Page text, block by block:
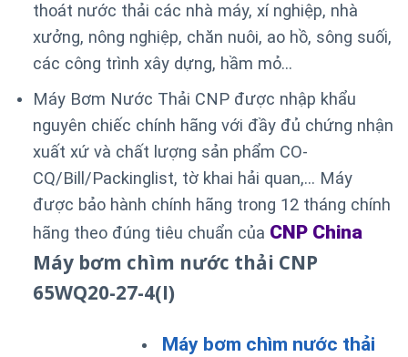
thoát nước thải các nhà máy, xí nghiệp, nhà
xưởng, nông nghiệp, chăn nuôi, ao hồ, sông suối,
các công trình xây dựng, hầm mỏ…
Máy Bơm Nước Thải CNP được nhập khẩu
nguyên chiếc chính hãng với đầy đủ chứng nhận
xuất xứ và chất lượng sản phẩm CO-
CQ/Bill/Packinglist, tờ khai hải quan,… Máy
được bảo hành chính hãng trong 12 tháng chính
hãng theo đúng tiêu chuẩn của CNP China
Máy bơm chìm nước thải CNP
65WQ20-27-4(I)
Máy bơm chìm nước thải